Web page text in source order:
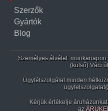
Szerzők
Gyártók
Blog
Személyes átvétel:
(külső) Váci
Ügyfélszolgálat minden
Kérjük értékelje
az